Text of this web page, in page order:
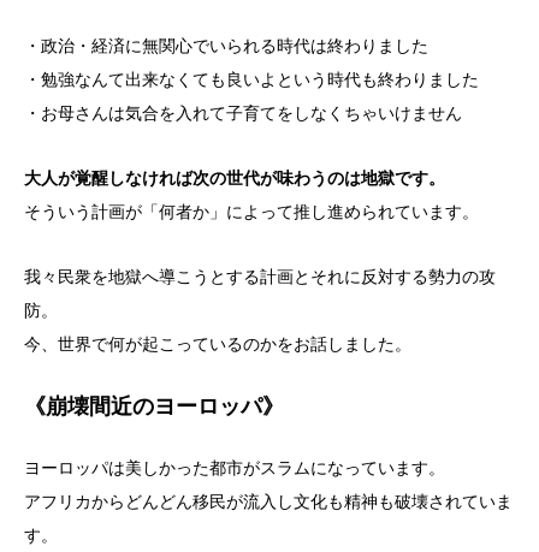
・政治・経済に無関心でいられる時代は終わりました
・勉強なんて出来なくても良いよという時代も終わりました
・お母さんは気合を入れて子育てをしなくちゃいけません
大人が覚醒しなければ次の世代が味わうのは地獄です。
そういう計画が「何者か」によって推し進められています。
我々民衆を地獄へ導こうとする計画とそれに反対する勢力の攻
防。
今、世界で何が起こっているのかをお話しました。
《崩壊間近のヨーロッパ》
ヨーロッパは美しかった都市がスラムになっています。
アフリカからどんどん移民が流入し文化も精神も破壊されていま
す。